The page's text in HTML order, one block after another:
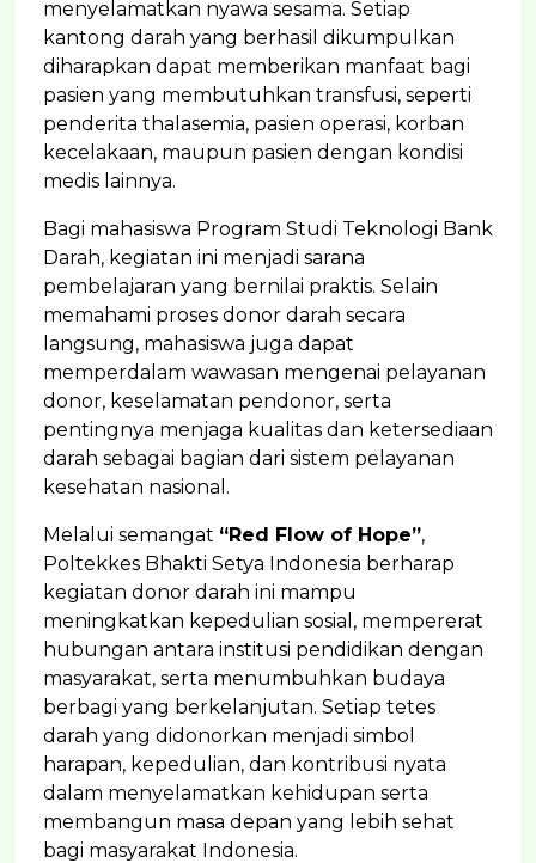
menyelamatkan nyawa sesama. Setiap
kantong darah yang berhasil dikumpulkan
diharapkan dapat memberikan manfaat bagi
pasien yang membutuhkan transfusi, seperti
penderita thalasemia, pasien operasi, korban
kecelakaan, maupun pasien dengan kondisi
medis lainnya.
Bagi mahasiswa Program Studi Teknologi Bank
Darah, kegiatan ini menjadi sarana
pembelajaran yang bernilai praktis. Selain
memahami proses donor darah secara
langsung, mahasiswa juga dapat
memperdalam wawasan mengenai pelayanan
donor, keselamatan pendonor, serta
pentingnya menjaga kualitas dan ketersediaan
darah sebagai bagian dari sistem pelayanan
kesehatan nasional.
Melalui semangat “Red Flow of Hope”,
Poltekkes Bhakti Setya Indonesia berharap
kegiatan donor darah ini mampu
meningkatkan kepedulian sosial, mempererat
hubungan antara institusi pendidikan dengan
masyarakat, serta menumbuhkan budaya
berbagi yang berkelanjutan. Setiap tetes
darah yang didonorkan menjadi simbol
harapan, kepedulian, dan kontribusi nyata
dalam menyelamatkan kehidupan serta
membangun masa depan yang lebih sehat
bagi masyarakat Indonesia.